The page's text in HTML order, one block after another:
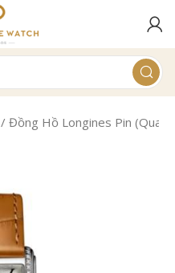
/Đồng Hồ Longines Pin